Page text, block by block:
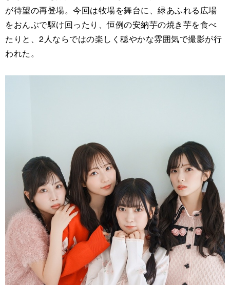
が待望の再登場。今回は牧場を舞台に、緑あふれる広場
をおんぶで駆け回ったり、恒例の安納芋の焼き芋を食べ
たりと、2人ならではの楽しく穏やかな雰囲気で撮影が行
われた。